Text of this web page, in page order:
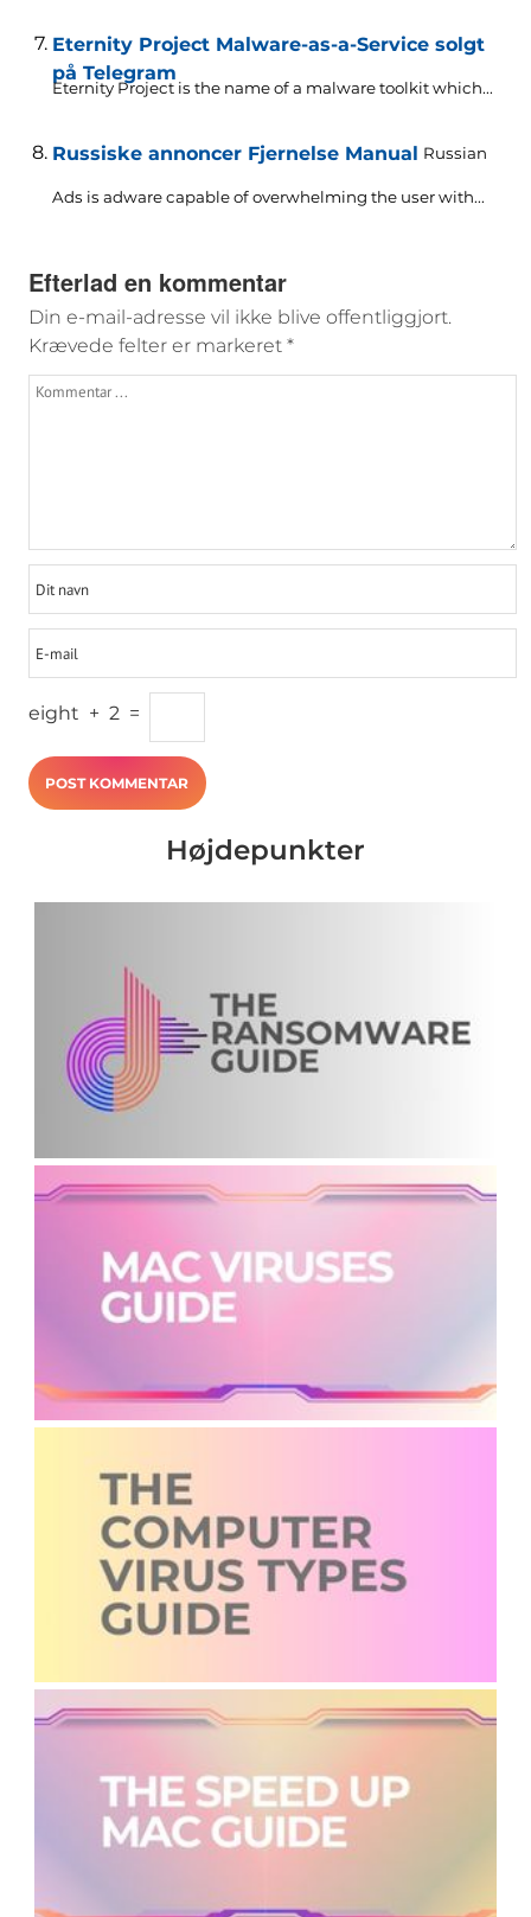
Eternity Project Malware-as-a-Service solgt
på Telegram
Eternity Project is the name of a malware toolkit which...
Russiske annoncer Fjernelse Manual Russian
Ads is adware capable of overwhelming the user with...
Efterlad en kommentar
Din e-mail-adresse vil ikke blive offentliggjort.
Krævede felter er markeret *
eight + 2 =
Højdepunkter